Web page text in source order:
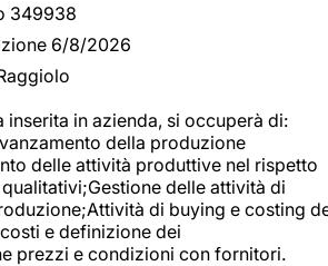
349938
6/8/2026
inserita in azienda, si occuperà di:
della produzione
delle attività produttive nel rispetto
delle attività di
di buying e costing
e definizione dei
prezzi e condizioni con fornitori.